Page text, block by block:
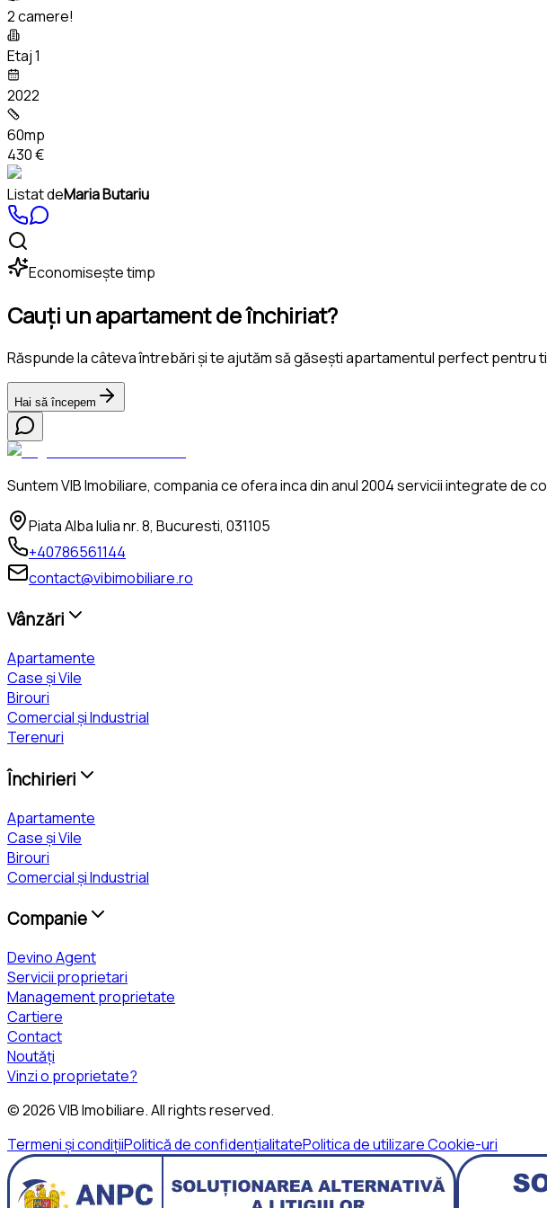
2 camere!
Etaj 1
2022
60mp
430 €
Listat deMaria Butariu
Economisește timp
Cauți un apartament de închiriat?
Răspunde la câteva întrebări și te ajutăm să găsești apartamentul perfect pentru
Hai să începem
Suntem VIB Imobiliare, compania ce ofera inca din anul 2004 servicii integrate
Piata Alba Iulia nr. 8, Bucuresti, 031105
+40786561144
contact@vibimobiliare.ro
Vânzări
Apartamente
Case și Vile
Birouri
Comercial și Industrial
Terenuri
Închirieri
Apartamente
Case și Vile
Birouri
Comercial și Industrial
Companie
Devino Agent
Servicii proprietari
Management proprietate
Cartiere
Contact
Noutăți
Vinzi o proprietate?
©2026VIB Imobiliare. All rights reserved.
Termeni și condițiiPolitică de confidențialitatePolitica de utilizare Cookie-uri